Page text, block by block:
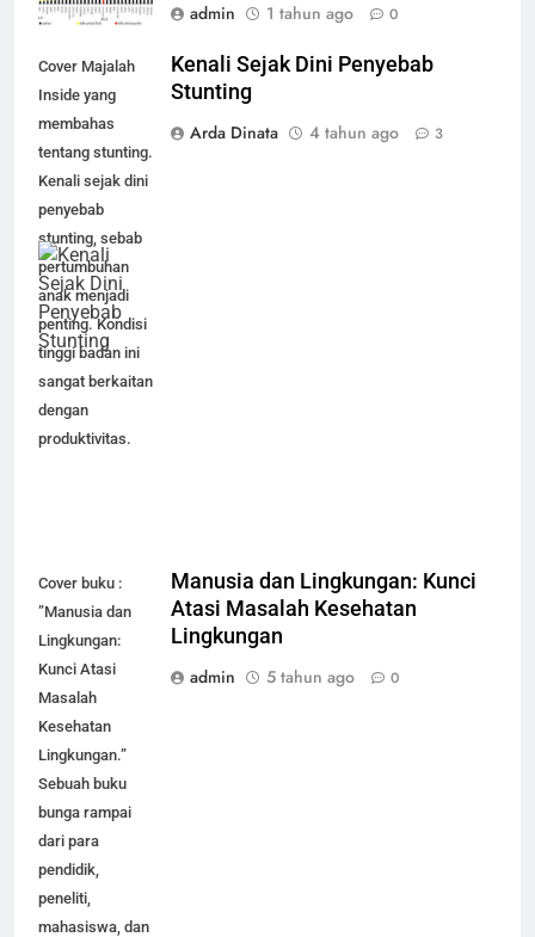
admin 1 tahun ago 0
Cover Majalah
Inside yang
membahas
tentang stunting.
Kenali sejak dini
penyebab
stunting, sebab
pertumbuhan
anak menjadi
penting. Kondisi
tinggi badan ini
sangat berkaitan
dengan
produktivitas.
Kenali Sejak Dini Penyebab
Stunting
Arda Dinata
4 tahun ago 3
Cover buku :
”Manusia dan
Lingkungan:
Kunci Atasi
Masalah
Kesehatan
Lingkungan.”
Sebuah buku
bunga rampai
dari para
pendidik,
peneliti,
mahasiswa, dan
Manusia dan Lingkungan: Kunci
Atasi Masalah Kesehatan
Lingkungan
admin
5 tahun ago 0